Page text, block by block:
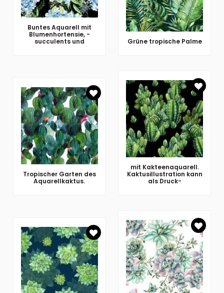
Buntes Aquarell mit
Blumenhortensie, -
succulents und
Grüne tropische Palme
Tropischer Garten des
Aquarellkaktus.
mit Kakteenaquarell.
Kaktusillustration kann
als Druck-